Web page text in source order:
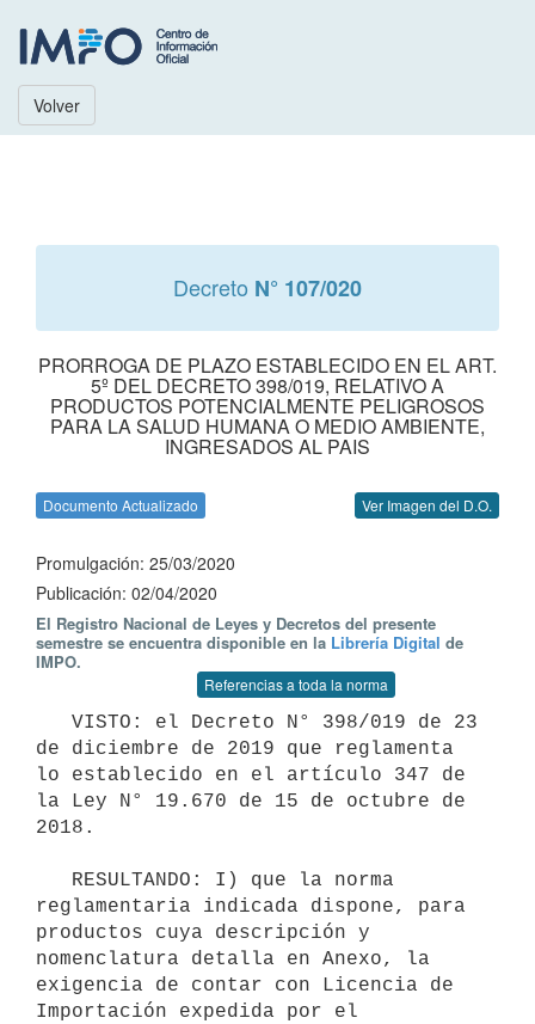
Volver
Decreto N° 107/020
PRORROGA DE PLAZO ESTABLECIDO EN EL ART.
5º DEL DECRETO 398/019, RELATIVO A
PRODUCTOS POTENCIALMENTE PELIGROSOS
PARA LA SALUD HUMANA O MEDIO AMBIENTE,
INGRESADOS AL PAIS
Documento Actualizado Ver Imagen del D.O.
Promulgación: 25/03/2020
Publicación: 02/04/2020
El Registro Nacional de Leyes y Decretos del presente
semestre se encuentra disponible en la Librería Digital de
IMPO.
Referencias a toda la norma
de diciembre de 2019 que reglamenta
lo establecido en el artículo 347 de
la Ley N° 19.670 de 15 de octubre de
2018.
reglamentaria indicada dispone, para
productos cuya descripción y
nomenclatura detalla en Anexo, la
exigencia de contar con Licencia de
Importación expedida por el